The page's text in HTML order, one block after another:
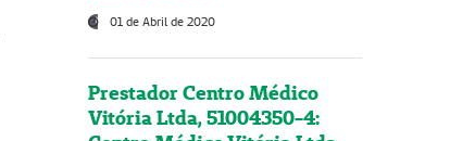
01 de Abril de 2020
Prestador Centro Médico
Vitória Ltda, 51004350-4: